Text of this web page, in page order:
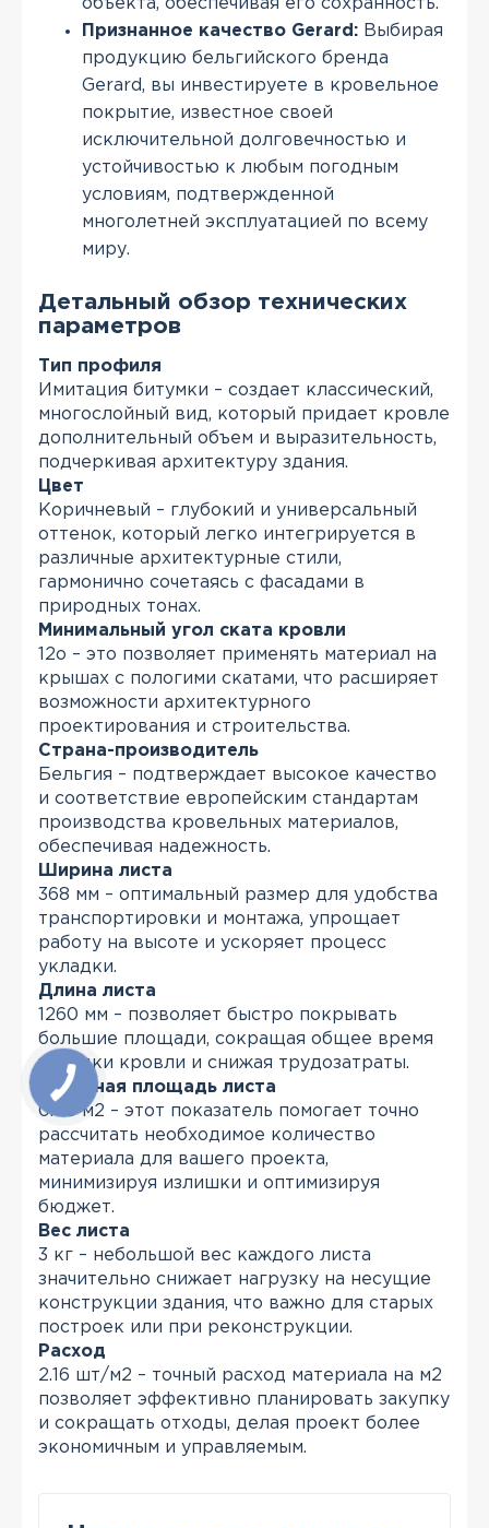
объекта, обеспечивая его сохранность.
Признанное качество Gerard: Выбирая
продукцию бельгийского бренда
Gerard, вы инвестируете в кровельное
покрытие, известное своей
исключительной долговечностью и
устойчивостью к любым погодным
условиям, подтвержденной
многолетней эксплуатацией по всему
миру.
Детальный обзор технических
параметров
Тип профиля
Имитация битумки – создает классический,
многослойный вид, который придает кровле
дополнительный объем и выразительность,
подчеркивая архитектуру здания.
Цвет
Коричневый – глубокий и универсальный
оттенок, который легко интегрируется в
различные архитектурные стили,
гармонично сочетаясь с фасадами в
природных тонах.
Минимальный угол ската кровли
12о – это позволяет применять материал на
крышах с пологими скатами, что расширяет
возможности архитектурного
проектирования и строительства.
Страна-производитель
Бельгия – подтверждает высокое качество
и соответствие европейским стандартам
производства кровельных материалов,
обеспечивая надежность.
Ширина листа
368 мм – оптимальный размер для удобства
транспортировки и монтажа, упрощает
работу на высоте и ускоряет процесс
укладки.
Длина листа
1260 мм – позволяет быстро покрывать
большие площади, сокращая общее время
укладки кровли и снижая трудозатраты.
Полезная площадь листа
0.46 м2 – этот показатель помогает точно
рассчитать необходимое количество
материала для вашего проекта,
минимизируя излишки и оптимизируя
бюджет.
Вес листа
3 кг – небольшой вес каждого листа
значительно снижает нагрузку на несущие
конструкции здания, что важно для старых
построек или при реконструкции.
Расход
2.16 шт/м2 – точный расход материала на м2
позволяет эффективно планировать закупку
и сокращать отходы, делая проект более
экономичным и управляемым.